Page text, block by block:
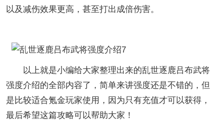
以及减伤效果更高，甚至打出成倍伤害。
以上就是小编给大家整理出来的乱世逐鹿吕布武将
强度介绍的全部内容了，简单来讲强度还是不错的，但
是比较适合氪金玩家使用，因为只有充值才可以获得，
最后希望这篇攻略可以帮助大家！